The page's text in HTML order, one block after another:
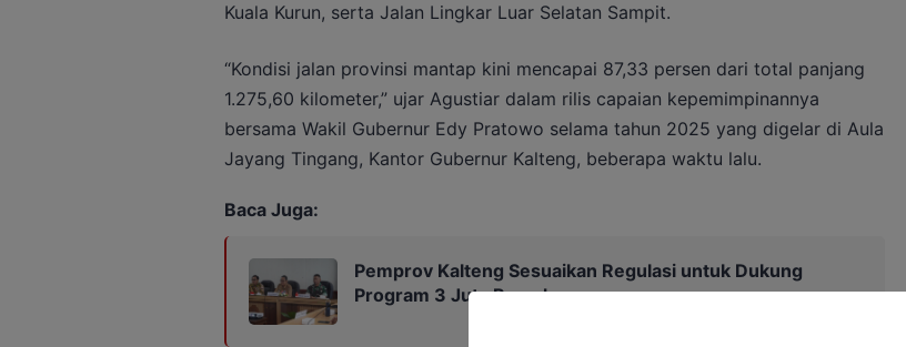
Kuala Kurun, serta Jalan Lingkar Luar Selatan Sampit.
“Kondisi jalan provinsi mantap kini mencapai 87,33 persen dari total panjang
1.275,60 kilometer,” ujar Agustiar dalam rilis capaian kepemimpinannya
bersama Wakil Gubernur Edy Pratowo selama tahun 2025 yang digelar di Aula
Jayang Tingang, Kantor Gubernur Kalteng, beberapa waktu lalu.
Baca Juga:
Pemprov Kalteng Sesuaikan Regulasi untuk Dukung
Program 3 Juta Rumah